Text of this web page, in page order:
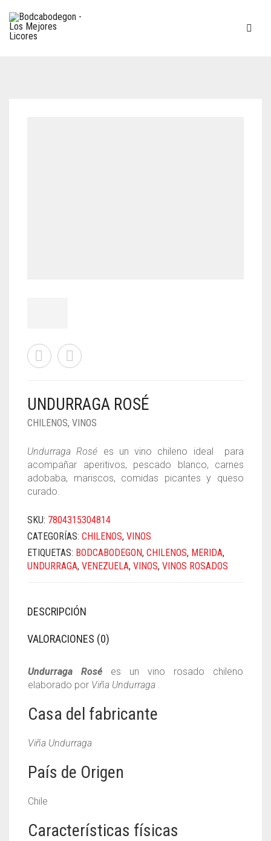
UNDURRAGA ROSÉ
CHILENOS, VINOS
Undurraga Rosé es un vino chileno ideal para
acompañar aperitivos, pescado blanco, carnes
adobaba, mariscos, comidas picantes y queso
curado.
SKU: 7804315304814
CATEGORÍAS: CHILENOS, VINOS
ETIQUETAS: BODCABODEGON, CHILENOS, MERIDA,
UNDURRAGA, VENEZUELA, VINOS, VINOS ROSADOS
DESCRIPCIÓN
VALORACIONES (0)
Undurraga Rosé es un vino rosado chileno
elaborado por Viña Undurraga
Casa del fabricante
Viña Undurraga
País de Origen
Chile
Características físicas